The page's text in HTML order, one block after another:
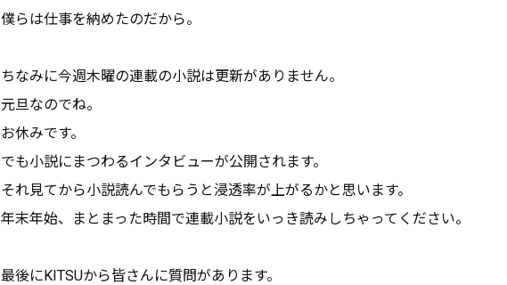
僕らは仕事を納めたのだから。
ちなみに今週木曜の連載の小説は更新がありません。
元旦なのでね。
お休みです。
でも小説にまつわるインタビューが公開されます。
それ見てから小説読んでもらうと浸透率が上がるかと思います。
年末年始、まとまった時間で連載小説をいっき読みしちゃってください。
最後にKITSUから皆さんに質問があります。